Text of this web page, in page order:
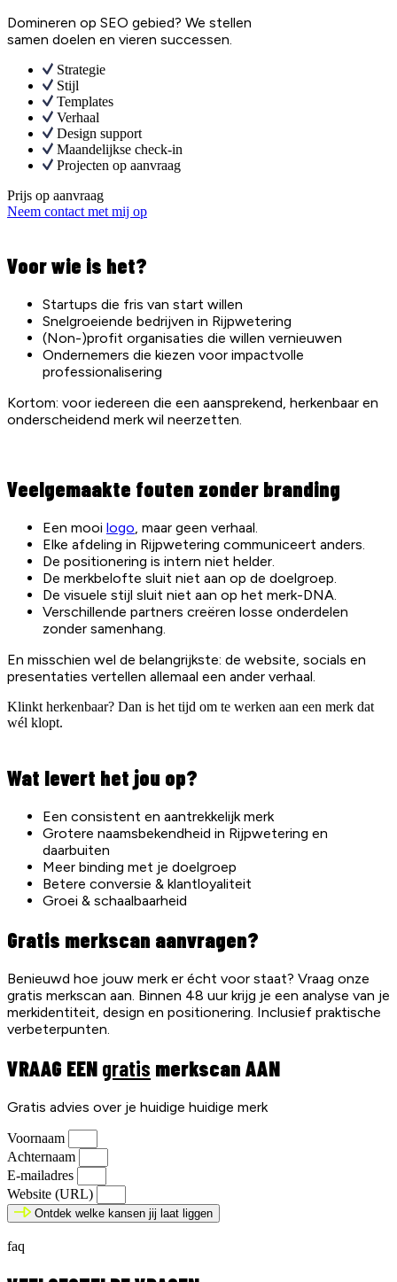
Domineren op SEO gebied? We stellen
samen doelen en vieren successen.
Strategie
Stijl
Templates
Verhaal
Design support
Maandelijkse check-in
Projecten op aanvraag
Prijs op aanvraag
Neem contact met mij op
Voor wie is het?
Startups die fris van start willen
Snelgroeiende bedrijven in Rijpwetering
(Non-)profit organisaties die willen vernieuwen
Ondernemers die kiezen voor impactvolle
professionalisering
Kortom: voor iedereen die een aansprekend, herkenbaar en
onderscheidend merk wil neerzetten.
Veelgemaakte fouten zonder branding
Een mooi logo, maar geen verhaal.
Elke afdeling in Rijpwetering communiceert anders.
De positionering is intern niet helder.
De merkbelofte sluit niet aan op de doelgroep.
De visuele stijl sluit niet aan op het merk-DNA.
Verschillende partners creëren losse onderdelen
zonder samenhang.
En misschien wel de belangrijkste: de website, socials en
presentaties vertellen allemaal een ander verhaal.
Klinkt herkenbaar? Dan is het tijd om te werken aan een merk dat
wél klopt.
Wat levert het jou op?
Een consistent en aantrekkelijk merk
Grotere naamsbekendheid in Rijpwetering en
daarbuiten
Meer binding met je doelgroep
Betere conversie & klantloyaliteit
Groei & schaalbaarheid
Gratis merkscan aanvragen?
Benieuwd hoe jouw merk er écht voor staat? Vraag onze
gratis merkscan aan. Binnen 48 uur krijg je een analyse van je
merkidentiteit, design en positionering. Inclusief praktische
verbeterpunten.
VRAAG EEN gratis merkscan AAN
Gratis advies over je huidige huidige merk
Voornaam
Achternaam
E-mailadres
Website (URL)
Ontdek welke kansen jij laat liggen
faq